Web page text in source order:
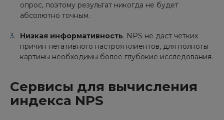
опрос, поэтому результат никогда не будет
абсолютно точным.
Низкая информативность. NPS не даст четких
причин негативного настроя клиентов, для полноты
картины необходимы более глубокие исследования.
Сервисы для вычисления
индекса NPS